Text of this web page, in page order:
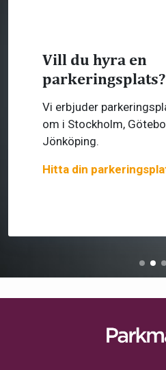
Ska du på event?
Förboka din
Förboka här!